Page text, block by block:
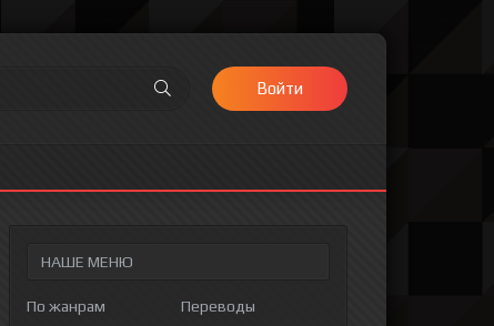
Войти
НАШЕ МЕНЮ
По жанрам Переводы